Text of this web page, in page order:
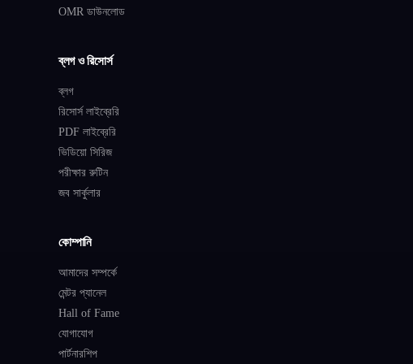
OMR ডাউনলোড
ব্লগ ও রিসোর্স
ব্লগ
রিসোর্স লাইব্রেরি
PDF লাইব্রেরি
ভিডিয়ো সিরিজ
পরীক্ষার রুটিন
জব সার্কুলার
কোম্পানি
আমাদের সম্পর্কে
মেন্টর প্যানেল
Hall of Fame
যোগাযোগ
পার্টনারশিপ